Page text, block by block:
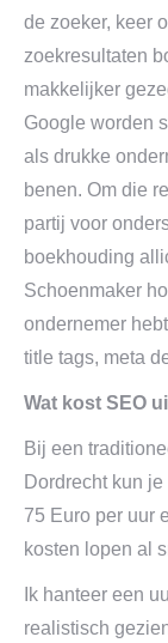
de zoeker, keer
zoekresultaten
makkelijker
Google worden
als drukke
benen. Om die
partij voor
boekhouding
Schoenmaker
ondernemer
title tags, meta
Wat kost SEO
Bij een
Dordrecht kun
75 Euro per uur
kosten lopen al
Ik hanteer een
realistisch